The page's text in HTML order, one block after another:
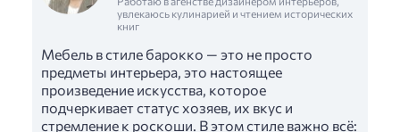
увлекаюсь кулинарией и чтением исторических
книг
Мебель в стиле барокко — это не просто
предметы интерьера, это настоящее
произведение искусства, которое
подчеркивает статус хозяев, их вкус и
стремление к роскоши. В этом стиле важно всё: